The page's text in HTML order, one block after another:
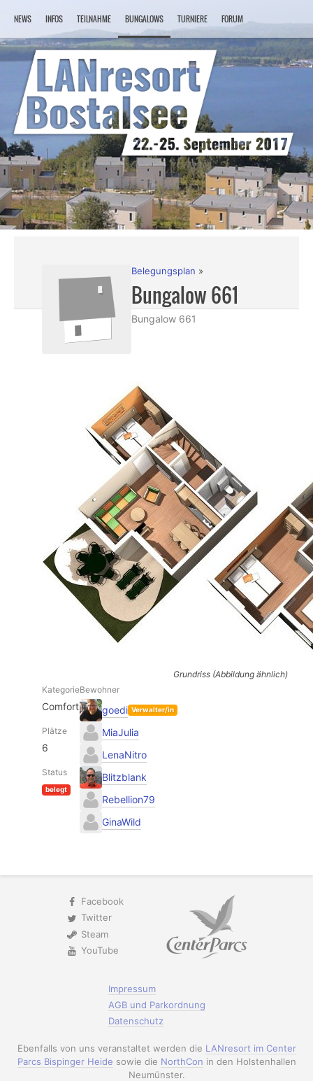
NEWS INFOS TEILNAHME BUNGALOWS TURNIERE FORUM
Belegungsplan
Bungalow 661
Bungalow 661
Grundriss (Abbildung ähnlich)
Kategorie
Comfort
Plätze
6
Status
belegt
Bewohner
goedi Verwalter/in
MiaJulia
LenaNitro
Blitzblank
Rebellion79
GinaWild
Facebook
Twitter
Steam
YouTube
Impressum
AGB und Parkordnung
Datenschutz
Ebenfalls von uns veranstaltet werden die LANresort im Center
Parcs Bispinger Heide sowie die NorthCon in den Holstenhallen
Neumünster.